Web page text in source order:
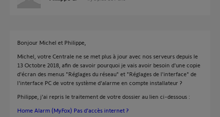
Bonjour Michel et Philippe,
Michel, votre Centrale ne se met plus à jour avec nos serveurs depuis le
13 Octobre 2018, afin de savoir pourquoi je vais avoir besoin d'une copie
d'écran des menus "Réglages du réseau" et "Réglages de l'interface" de
l'interface PC de votre système d'alarme en compte installateur ?
Philippe, j'ai repris le traitement de votre dossier au lien ci-dessous :
Home Alarm (MyFox) Pas d'accès internet ?